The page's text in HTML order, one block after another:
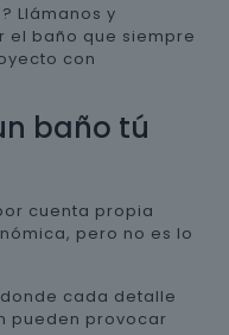
Llámanos y
el baño que siempre
con
baño tú
cuenta propia
pero no es lo
cada detalle
pueden provocar